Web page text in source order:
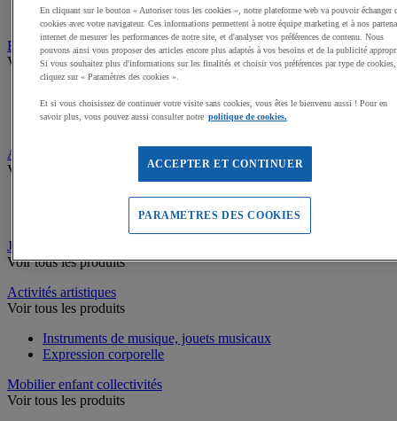
Piscines à balles
Equilibre, Coordination
Voir tous les produits
Matériel d’équilibre et de coordination enfant
Tunnels de jeu
Activités collectives
Voir tous les produits
Balles de manipulation
Balles en mousse
Jeux coopératifs
Voir tous les produits
Activités artistiques
Voir tous les produits
Instruments de musique, jouets musicaux
Expression corporelle
Mobilier enfant collectivités
Voir tous les produits
En cliquant sur le bouton « Autoriser tous les cookies », notre plateforme web va pouvoir échanger
cookies avec votre navigateur. Ces informations permettent à notre équipe marketing et à nos
internet de mesurer les performances de notre site, et d'analyser vos préférences de contenu. Nous
pouvons ainsi vous proposer des articles encore plus adaptés à vos besoins et de la publicité
Si vous souhaitez plus d'informations sur les finalités et choisir vos préférences par type de cookies,
cliquez sur « Paramètres des cookies ».
Et si vous choisissez de continuer votre visite sans cookies, vous êtes le bienvenu aussi ! Pour en
savoir plus, vous pouvez aussi consulter notre politique de cookies.
ACCEPTER ET CONTINUER
PARAMETRES DES COOKIES